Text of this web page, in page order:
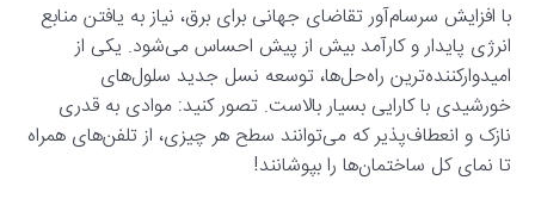
با افزایش سرسام‌آور تقاضای جهانی برای برق، نیاز به یافتن منابع
انرژی پایدار و کارآمد بیش از پیش احساس می‌شود. یکی از
امیدوارکننده‌ترین راه‌حل‌ها، توسعه نسل جدید سلول‌های
خورشیدی با کارایی بسیار بالاست. تصور کنید: موادی به قدری
نازک و انعطاف‌پذیر که می‌توانند سطح هر چیزی، از تلفن‌های همراه
تا نمای کل ساختمان‌ها را بپوشانند!